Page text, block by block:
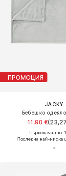
ПРОМОЦИЯ
JACKY
Бебешко
11,90 €
Първоначално:
Последна най-ниска